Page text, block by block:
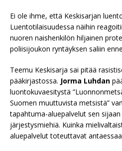
Ei ole ihme, että Keskisarjan
Luentotilaisuudessa näihin
nuoren naishenkilön hiljainen
poliisijoukon ryntäyksen saliin
Teemu Keskisarja sai pitää
pääkirjastossa. Jorma Luhdan
luontokuvaesitystä
Suomen muuttuvista metsistä”
tapahtuma-aluepalvelut sen
järjestysmiehiä. Kuinka
aluepalvelut toteuttavat